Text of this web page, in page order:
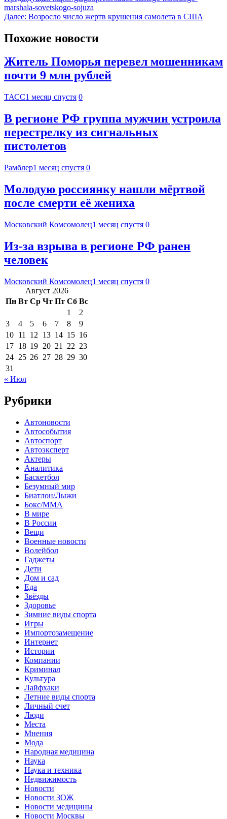
marshala-sovetskogo-sojuza
Далее: Возросло число жертв крушения самолета в США
Похожие новости
Житель Поморья перевел мошенникам
почти 9 млн рублей
ТАСС1 месяц спустя 0
В регионе РФ группа мужчин устроила
перестрелку из сигнальных
пистолетов
Рамблер1 месяц спустя 0
Молодую россиянку нашли мёртвой
после смерти её жениха
Московский Комсомолец1 месяц спустя 0
Из-за взрыва в регионе РФ ранен
человек
Московский Комсомолец1 месяц спустя 0
Август 2026
Пн Вт Ср Чт Пт Сб Вс
1
2
3
4 5 6 7 8
9
10 11 12 13 14 15 16
17 18 19 20 21 22 23
24 25 26 27 28 29 30
31
« Июл
Рубрики
Автоновости
Автособытия
Автоспорт
Автоэксперт
Актеры
Аналитика
Баскетбол
Безумный мир
Биатлон/Лыжи
Бокс/MMA
В мире
В России
Вещи
Военные новости
Волейбол
Гаджеты
Дети
Дом и сад
Еда
Звёзды
Здоровье
Зимние виды спорта
Игры
Импортозамещение
Интернет
Истории
Компании
Криминал
Культура
Лайфхаки
Летние виды спорта
Личный счет
Люди
Места
Мнения
Мода
Народная медицина
Наука
Наука и техника
Недвижимость
Новости
Новости ЗОЖ
Новости медицины
Новости Москвы